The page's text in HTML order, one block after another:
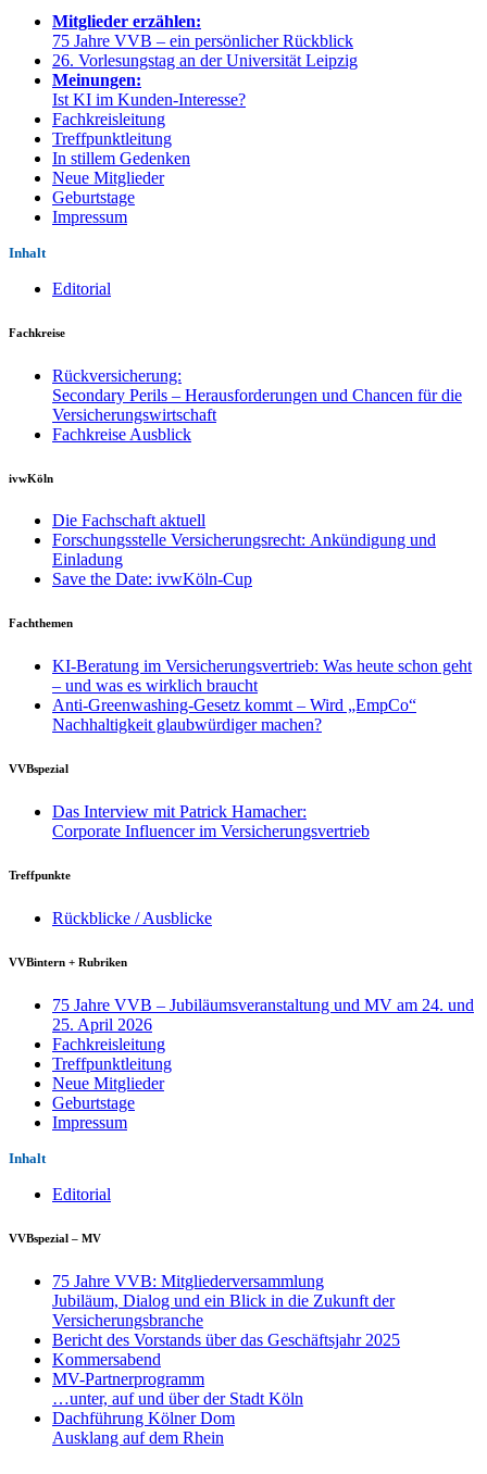
Mitglieder erzählen:
75 Jahre VVB – ein persönlicher Rückblick
26. Vorlesungstag an der Universität Leipzig
Meinungen:
Ist KI im Kunden-Interesse?
Fachkreisleitung
Treffpunktleitung
In stillem Gedenken
Neue Mitglieder
Geburtstage
Impressum
Inhalt
Editorial
Fachkreise
Rückversicherung:
Secondary Perils – Herausforderungen und Chancen für die
Versicherungswirtschaft
Fachkreise Ausblick
ivwKöln
Die Fachschaft aktuell
Forschungsstelle Versicherungsrecht: Ankündigung und
Einladung
Save the Date: ivwKöln-Cup
Fachthemen
KI-Beratung im Versicherungsvertrieb: Was heute schon geht
– und was es wirklich braucht
Anti-Greenwashing-Gesetz kommt – Wird „EmpCo“
Nachhaltigkeit glaubwürdiger machen?
VVBspezial
Das Interview mit Patrick Hamacher:
Corporate Influencer im Versicherungsvertrieb
Treffpunkte
Rückblicke / Ausblicke
VVBintern + Rubriken
75 Jahre VVB – Jubiläumsveranstaltung und MV am 24. und
25. April 2026
Fachkreisleitung
Treffpunktleitung
Neue Mitglieder
Geburtstage
Impressum
Inhalt
Editorial
VVBspezial – MV
75 Jahre VVB: Mitgliederversammlung
Jubiläum, Dialog und ein Blick in die Zukunft der
Versicherungsbranche
Bericht des Vorstands über das Geschäftsjahr 2025
Kommersabend
MV-Partnerprogramm
…unter, auf und über der Stadt Köln
Dachführung Kölner Dom
Ausklang auf dem Rhein